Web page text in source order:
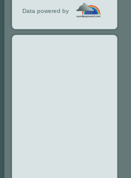
Data powered by